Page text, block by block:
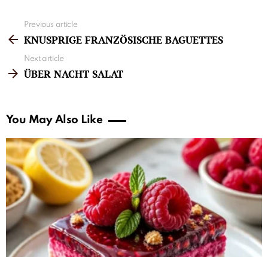
more
Previous article
KNUSPRIGE FRANZÖSISCHE BAGUETTES
Next article
ÜBER NACHT SALAT
You May Also Like